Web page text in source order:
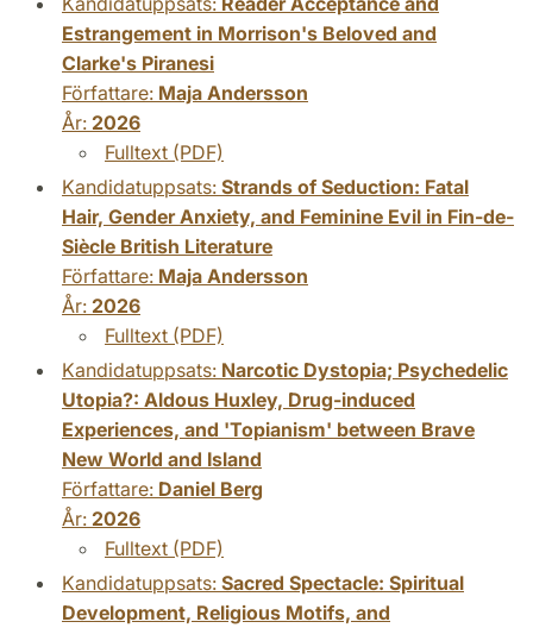
Estrangement in Morrison's Beloved and
Clarke's Piranesi
Författare: Maja Andersson
År: 2026
Fulltext (PDF)
Kandidatuppsats: Strands of Seduction: Fatal
Hair, Gender Anxiety, and Feminine Evil in Fin-de-
Siècle British Literature
Författare: Maja Andersson
År: 2026
Fulltext (PDF)
Kandidatuppsats: Narcotic Dystopia; Psychedelic
Utopia?: Aldous Huxley, Drug-induced
Experiences, and 'Topianism' between Brave
New World and Island
Författare: Daniel Berg
År: 2026
Fulltext (PDF)
Kandidatuppsats: Sacred Spectacle: Spiritual
Development, Religious Motifs, and